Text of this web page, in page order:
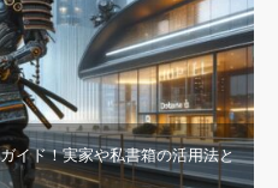
イド！実家や私書箱の活用法と